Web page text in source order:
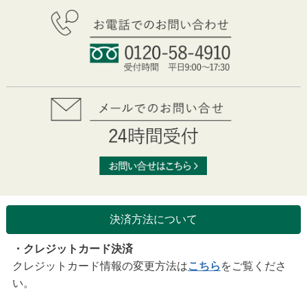
決済方法について
・クレジットカード決済
クレジットカード情報の変更方法はこちら をご覧くださ
い。